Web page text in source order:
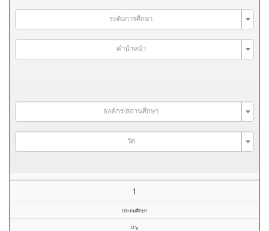
ระดับการศึกษา
คำนำหน้า
องค์กร/สถานศึกษา
วัด
1
ประถมศึกษา
ป.๖